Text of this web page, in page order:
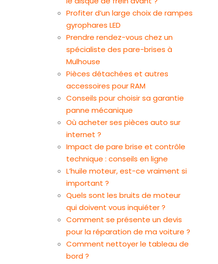
Profiter d’un large choix de rampes
gyrophares LED
Prendre rendez-vous chez un
spécialiste des pare-brises à
Mulhouse
Pièces détachées et autres
accessoires pour RAM
Conseils pour choisir sa garantie
panne mécanique
Où acheter ses pièces auto sur
internet ?
Impact de pare brise et contrôle
technique : conseils en ligne
L’huile moteur, est-ce vraiment si
important ?
Quels sont les bruits de moteur
qui doivent vous inquiéter ?
Comment se présente un devis
pour la réparation de ma voiture ?
Comment nettoyer le tableau de
bord ?